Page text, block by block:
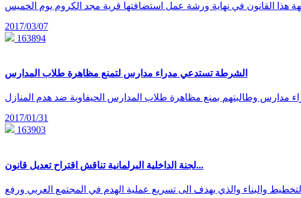
2017/03/07
163894
الشرطة تستدعي مدراء مدارس لتمنع مظاهرة طلاب المدارس
2017/01/31
163903
لجنة الداخلية البرلمانية تناقش اقتراح تعديل قانون...